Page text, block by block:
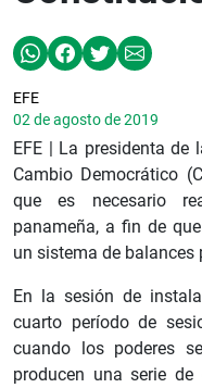
EFE
02 de agosto de 2019
EFE | La presidenta de
Cambio Democrático
que es necesario
panameña, a fin de
un sistema de balances
En la sesión de
cuarto período de
cuando los poderes
producen una serie de